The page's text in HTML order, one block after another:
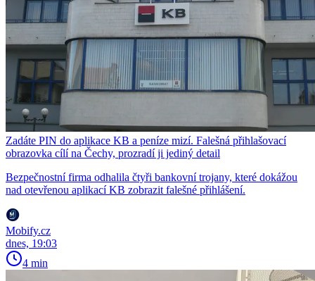
Zadáte PIN do aplikace KB a peníze mizí. Falešná přihlašovací
obrazovka cílí na Čechy, prozradí ji jediný detail
Bezpečnostní firma odhalila čtyři bankovní trojany, které dokážou
nad otevřenou aplikací KB zobrazit falešné přihlášení.
Mobify.cz
dnes, 19:03
4 min